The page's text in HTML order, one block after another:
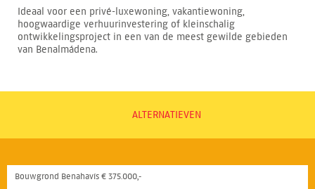
Ideaal voor een privé-luxewoning, vakantiewoning,
hoogwaardige verhuurinvestering of kleinschalig
ontwikkelingsproject in een van de meest gewilde gebieden
van Benalmádena.
ALTERNATIEVEN
Bouwgrond Benahavís € 375.000,-